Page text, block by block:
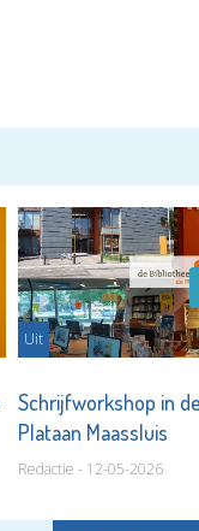
Uit
Schrijfworkshop in
Plataan Maassluis
Redactie - 12-05-2026